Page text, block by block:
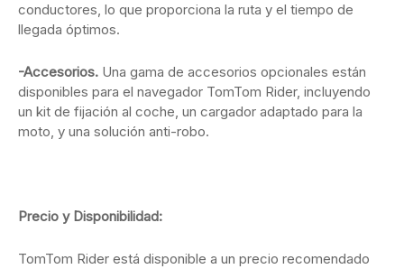
conductores, lo que proporciona la ruta y el tiempo de
llegada óptimos.
-Accesorios. Una gama de accesorios opcionales están
disponibles para el navegador TomTom Rider, incluyendo
un kit de fijación al coche, un cargador adaptado para la
moto, y una solución anti-robo.
Precio y Disponibilidad:
TomTom Rider está disponible a un precio recomendado